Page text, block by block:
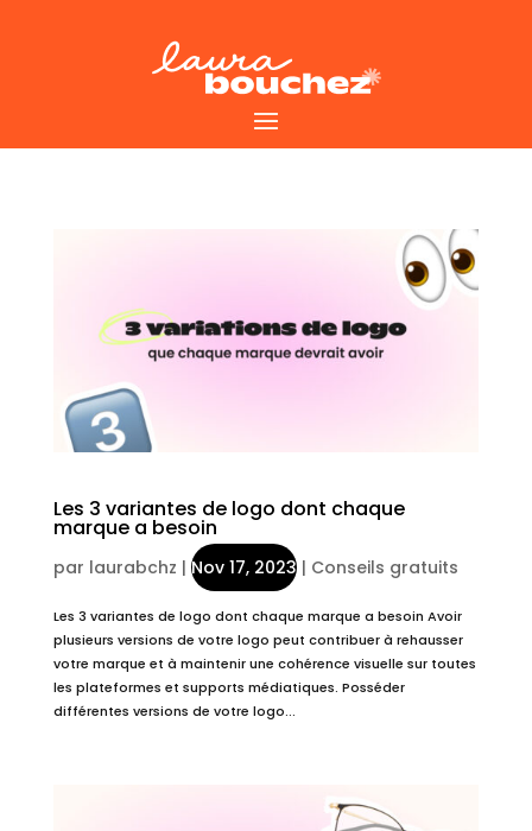
Les 3 variantes de logo dont chaque
marque a besoin
par laurabchz | Nov 17, 2023| Conseils gratuits
Les 3 variantes de logo dont chaque marque a besoin Avoir
plusieurs versions de votre logo peut contribuer à rehausser
votre marque et à maintenir une cohérence visuelle sur toutes
les plateformes et supports médiatiques. Posséder
différentes versions de votre logo...